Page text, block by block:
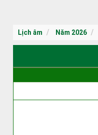
Lịch âm Năm 2026